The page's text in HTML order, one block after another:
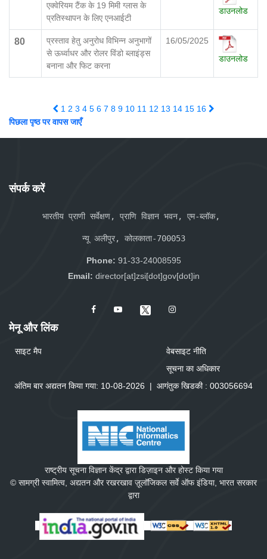
एक्वेरियम टैंक के 19 मिमी ग्लास के
प्रतिस्थापन के लिए एनआईटी
डाउनलोड
80
प्रस्ताव हेतु अनुरोध विभिन्न अनुभागों
से ऊर्ध्वाधर और रोलर विंडो ब्लाइंड्स
बनाना और फिट करना
16/05/2025
डाउनलोड
1 2 3 4 5 6 7 8 9 10 11 12 13 14 15 16
पिछला पृष्ठ पर वापस जाएँ
संपर्क करें
भारतीय प्राणी सर्वेक्षण, प्राणि विज्ञान भवन, एम-ब्लॉक,
न्यू अलीपुर, कोलकाता-700053
Phone: 91-33-24008595
Email: director[at]zsi[dot]gov[dot]in
मेनू और लिंक
साइट मैप
वेबसाइट नीति
सूचना का अधिकार
अंतिम बार अद्यतन किया गया: 10-08-2026
| आगंतुक खिडकी : 003056694
राष्ट्रीय सूचना विज्ञान केंद्र द्वारा डिज़ाइन और होस्ट किया गया
© सामग्री स्वामित्व, अद्यतन और रखरखाव ज़ूलॉजिकल सर्वे ऑफ इंडिया, भारत सरकार
द्वारा